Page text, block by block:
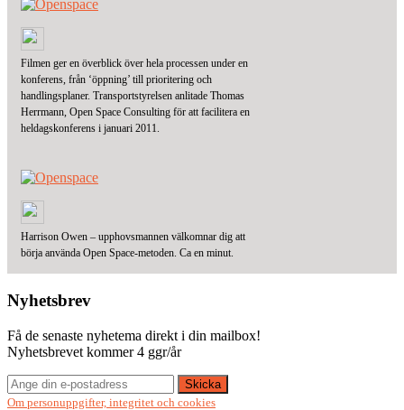
Filmen ger en överblick över hela processen under en
konferens, från ‘öppning’ till prioritering och
handlingsplaner. Transportstyrelsen anlitade Thomas
Herrmann, Open Space Consulting för att facilitera en
heldagskonferens i januari 2011.
Harrison Owen – upphovsmannen välkomnar dig att
börja använda Open Space-metoden. Ca en minut.
Nyhetsbrev
Få de senaste nyhetema direkt i din mailbox!
Nyhetsbrevet kommer 4 ggr/år
Om personuppgifter, integritet och cookies